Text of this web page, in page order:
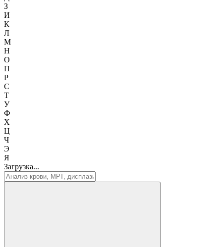
З
И
К
Л
М
Н
О
П
Р
С
Т
У
Ф
Х
Ц
Ч
Э
Я
Загрузка...